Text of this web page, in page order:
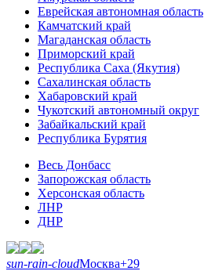
Еврейская автономная область
Камчатский край
Магаданская область
Приморский край
Республика Саха (Якутия)
Сахалинская область
Хабаровский край
Чукотский автономный округ
Забайкальский край
Республика Бурятия
Весь Донбасс
Запорожская область
Херсонская область
ЛНР
ДНР
sun-rain-cloudМосква+29